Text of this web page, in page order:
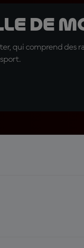
qui comprend des